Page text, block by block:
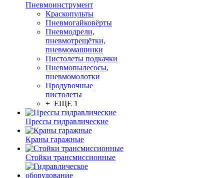
Пневмоинструмент
Краскопульты
Пневмогайковёрты
Пневмодрели,
пневмотрещётки,
пневмомашинки
Пистолеты подкачки
Пневмопылесосы,
пневмомолотки
Продувочные
пистолеты
+ ЕЩЕ 1
Прессы гидравлические
Краны гаражные
Стойки трансмиссионные